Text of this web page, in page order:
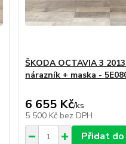
ŠKODA OCTAVIA 3
nárazník + maska -
6 655 Kč/ks
5 500 Kč bez DPH
Přidat do